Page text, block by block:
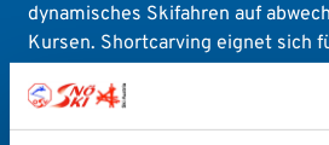
dynamisches Skifahren auf
Kursen. Shortcarving eignet sich
leistungsorientierten Skisport.